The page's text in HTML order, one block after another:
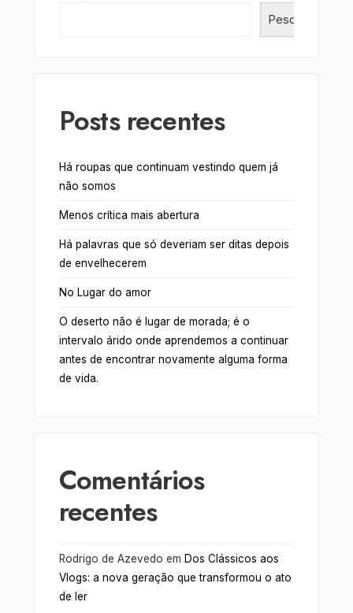
Pesquisar
Posts recentes
Há roupas que continuam vestindo quem já
não somos
Menos crítica mais abertura
Há palavras que só deveriam ser ditas depois
de envelhecerem
No Lugar do amor
O deserto não é lugar de morada; é o
intervalo árido onde aprendemos a continuar
antes de encontrar novamente alguma forma
de vida.
Comentários
recentes
Rodrigo de Azevedo em Dos Clássicos aos
Vlogs: a nova geração que transformou o ato
de ler